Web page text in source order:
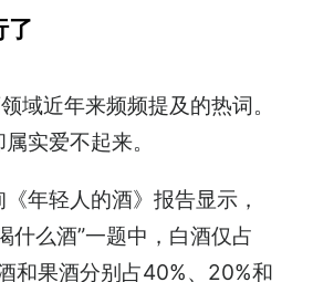
了‍
域近年来频频提及的热词。
实爱不起来。
年轻人的酒》报告显示，
什么酒”一题中，白酒仅占
和果酒分别占40%、20%和